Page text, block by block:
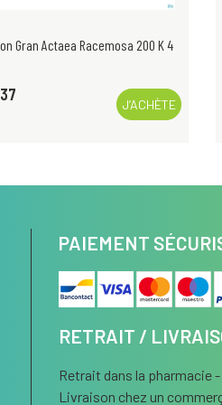
Gran Actaea Racemosa 200 K 4
37
J’ACHÈTE
PAIEMENT
RETRAIT /
Retrait dans la pharmacie
Livraison chez un